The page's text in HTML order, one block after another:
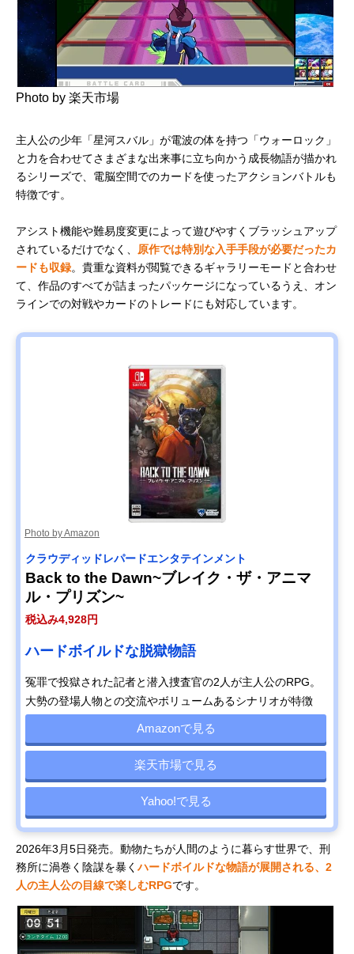
Photo by 楽天市場
主人公の少年「星河スバル」が電波の体を持つ「ウォーロック」
と力を合わせてさまざまな出来事に立ち向かう成長物語が描かれ
るシリーズで、電脳空間でのカードを使ったアクションバトルも
特徴です。
アシスト機能や難易度変更によって遊びやすくブラッシュアップ
されているだけでなく、 原作では特別な入手手段が必要だったカ
ードも収録。貴重な資料が閲覧できるギャラリーモードと合わせ
て、作品のすべてが詰まったパッケージになっているうえ、オン
ラインでの対戦やカードのトレードにも対応しています。
Photo by Amazon
クラウディッドレパードエンタテインメント
Back to the Dawn~ブレイク・ザ・アニマ
ル・プリズン~
税込み4,928円
ハードボイルドな脱獄物語
冤罪で投獄された記者と潜入捜査官の2人が主人公のRPG。
大勢の登場人物との交流やボリュームあるシナリオが特徴
Amazonで見る
楽天市場で見る
Yahoo!で見る
2026年3月5日発売。動物たちが人間のように暮らす世界で、刑
務所に渦巻く陰謀を暴くハードボイルドな物語が展開される、2
人の主人公の目線で楽しむRPGです。